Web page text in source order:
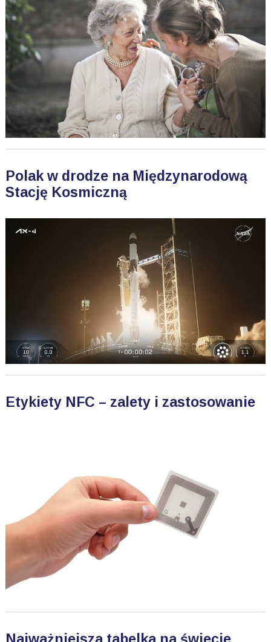
Polak w drodze na Międzynarodową
Stację Kosmiczną
Etykiety NFC – zalety i zastosowanie